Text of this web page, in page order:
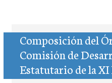
Composición del
Comisión de
Estatutario de la